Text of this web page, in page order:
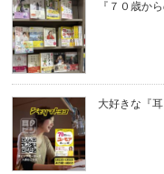
『７０歳か
大好きな『